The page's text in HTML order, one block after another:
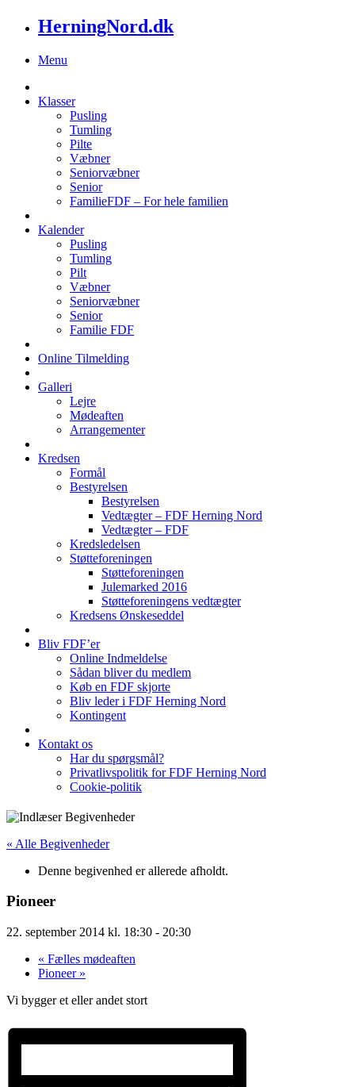
HerningNord.dk
Menu
Klasser
Pusling
Tumling
Pilte
Væbner
Seniorvæbner
Senior
FamilieFDF – For hele familien
Kalender
Pusling
Tumling
Pilt
Væbner
Seniorvæbner
Senior
Familie FDF
Online Tilmelding
Galleri
Lejre
Mødeaften
Arrangementer
Kredsen
Formål
Bestyrelsen
Bestyrelsen
Vedtægter – FDF Herning Nord
Vedtægter – FDF
Kredsledelsen
Støtteforeningen
Støtteforeningen
Julemarked 2016
Støtteforeningens vedtægter
Kredsens Ønskeseddel
Bliv FDF’er
Online Indmeldelse
Sådan bliver du medlem
Køb en FDF skjorte
Bliv leder i FDF Herning Nord
Kontingent
Kontakt os
Har du spørgsmål?
Privatlivspolitik for FDF Herning Nord
Cookie-politik
« Alle Begivenheder
Denne begivenhed er allerede afholdt.
Pioneer
22. september 2014 kl. 18:30 - 20:30
« Fælles mødeaften
Pioneer »
Vi bygger et eller andet stort